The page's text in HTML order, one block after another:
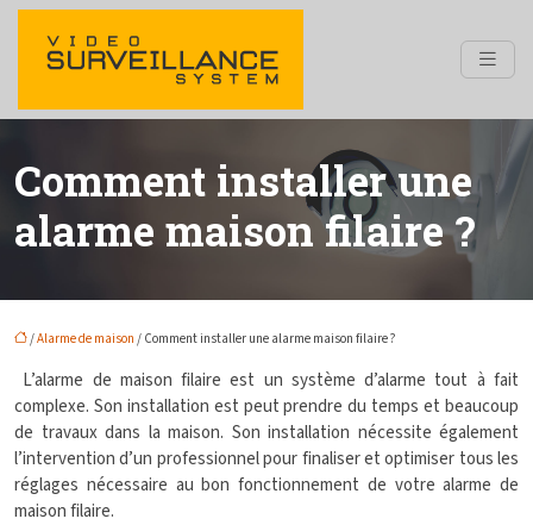
Comment installer une
alarme maison filaire ?
/Alarme de maison / Comment installer une alarme maison filaire ?
L’alarme de maison filaire est un système d’alarme tout à fait
complexe. Son installation est peut prendre du temps et beaucoup
de travaux dans la maison. Son installation nécessite également
l’intervention d’un professionnel pour finaliser et optimiser tous les
réglages nécessaire au bon fonctionnement de votre alarme de
maison filaire.